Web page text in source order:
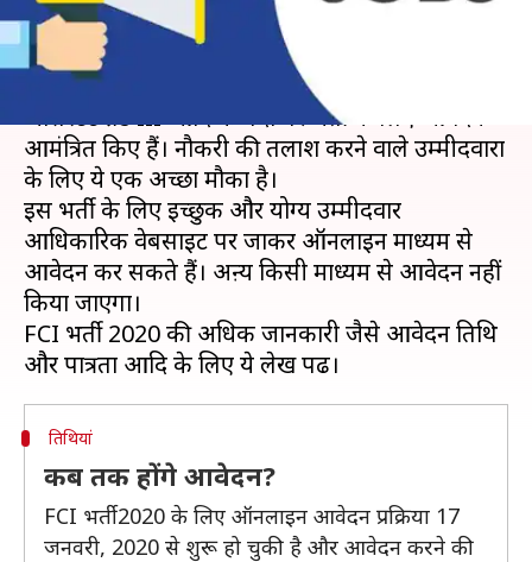
क्या है खबर?
फूड कॉरपोरेशन ऑफ इंडिया (FCI) ने जूनियर इंजीनियर,
असिस्टेंट ग्रेड III आदि के पदों पर भर्ती के लिए आवेदन
आमंत्रित किए हैं। नौकरी की तलाश करने वाले उम्मीदवारों
के लिए ये एक अच्छा मौका है।
इस भर्ती के लिए इच्छुक और योग्य उम्मीदवार
आधिकारिक वेबसाइट पर जाकर ऑनलाइन माध्यम से
आवेदन कर सकते हैं। अऩ्य किसी माध्यम से आवेदन नहीं
किया जाएगा।
FCI भर्ती 2020 की अधिक जानकारी जैसे आवेदन तिथि
तिथियां
कब तक होंगे आवेदन?
FCI भर्ती 2020 के लिए ऑनलाइन आवेदन प्रक्रिया 17
जनवरी, 2020 से शुरू हो चुकी है और आवेदन करने की